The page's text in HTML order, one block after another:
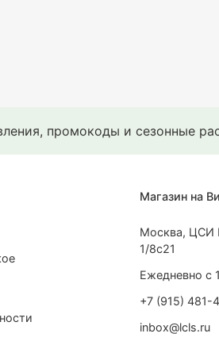
промокоды и сезонные
Магазин на
Москва, ЦСИ
1/8с21
Ежедневно с
+7 (915) 481-
inbox@lcls.ru